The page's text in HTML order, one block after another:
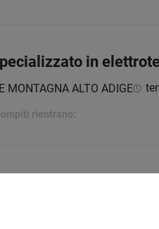
in
MONTAGNA ALTO ADIGE
rientrano: